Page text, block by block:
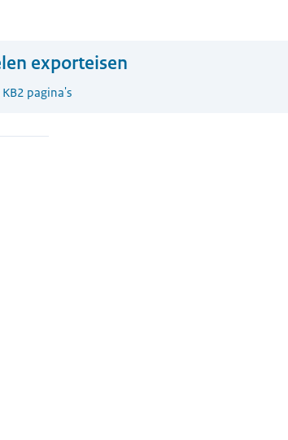
exporteisen
2 pagina's